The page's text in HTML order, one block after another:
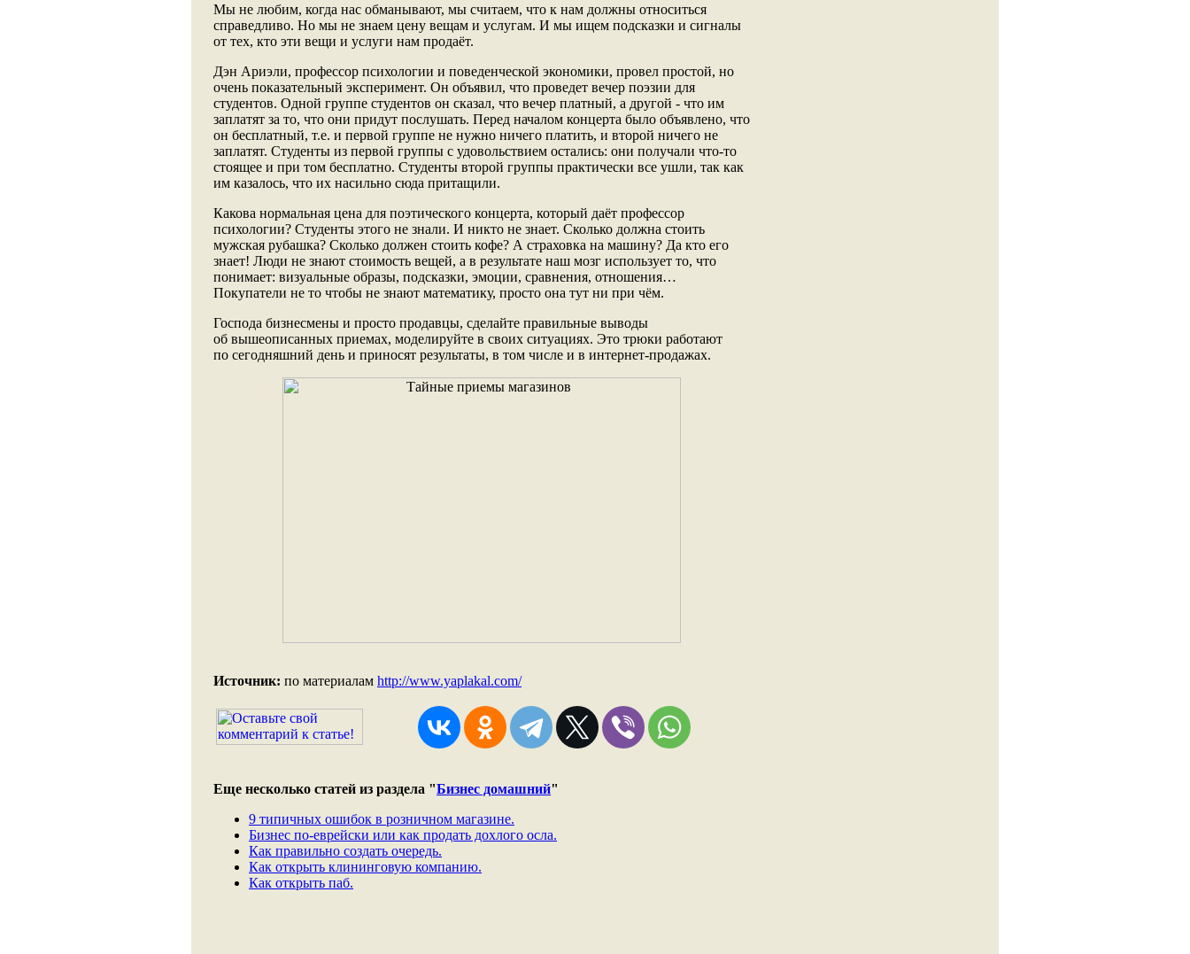
Мы не любим, когда нас обманывают, мы считаем, что к нам должны относиться
справедливо. Но мы не знаем цену вещам и услугам. И мы ищем подсказки и сигналы
от тех, кто эти вещи и услуги нам продаёт.
Дэн Ариэли, профессор психологии и поведенческой экономики, провел простой, но
очень показательный эксперимент. Он объявил, что проведет вечер поэзии для
студентов. Одной группе студентов он сказал, что вечер платный, а другой - что им
заплатят за то, что они придут послушать. Перед началом концерта было объявлено, что
он бесплатный, т.е. и первой группе не нужно ничего платить, и второй ничего не
заплатят. Студенты из первой группы с удовольствием остались: они получали что-то
стоящее и при том бесплатно. Студенты второй группы практически все ушли, так как
им казалось, что их насильно сюда притащили.
Какова нормальная цена для поэтического концерта, который даёт профессор
психологии? Студенты этого не знали. И никто не знает. Сколько должна стоить
мужская рубашка? Сколько должен стоить кофе? А страховка на машину? Да кто его
знает! Люди не знают стоимость вещей, а в результате наш мозг использует то, что
понимает: визуальные образы, подсказки, эмоции, сравнения, отношения…
Покупатели не то чтобы не знают математику, просто она тут ни при чём.
Господа бизнесмены и просто продавцы, сделайте правильные выводы
об вышеописанных приемах, моделируйте в своих ситуациях. Это трюки работают
по сегодняшний день и приносят результаты, в том числе и в интернет-продажах.
Источник: по материалам http://www.yaplakal.com/
Еще несколько статей из раздела "Бизнес домашний"
9 типичных ошибок в розничном магазине.
Бизнес по-еврейски или как продать дохлого осла.
Как правильно создать очередь.
Как открыть клининговую компанию.
Как открыть паб.